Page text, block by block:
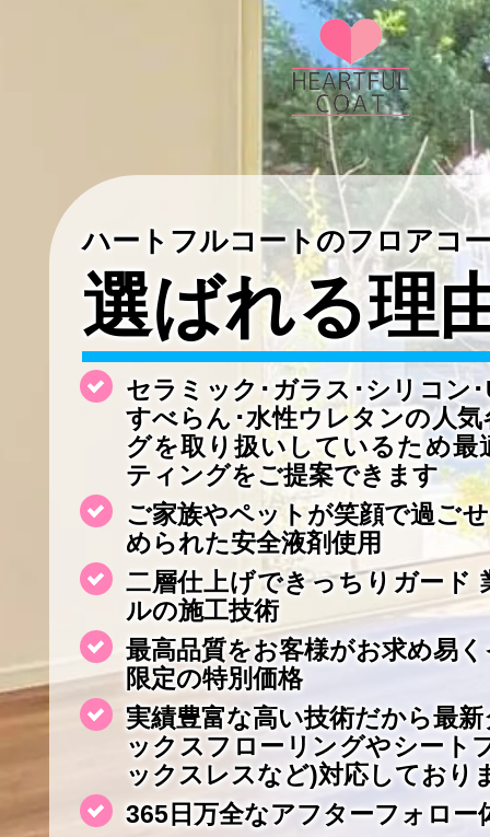
ハートフルコートのフロアコ
選ばれる理
セラミック･ガラス･シリコン
すべらん･水性ウレタンの人
グを取り扱いしているため最
ティングをご提案できます
ご家族やペットが笑顔で過ご
められた安全液剤使用
二層仕上げできっちりガード
ルの施工技術
最高品質をお客様がお求め易
限定の特別価格
実績豊富な高い技術だから最
ックスフローリングやシート
ックスレスなど)対応しており
365日万全なアフターフォロー